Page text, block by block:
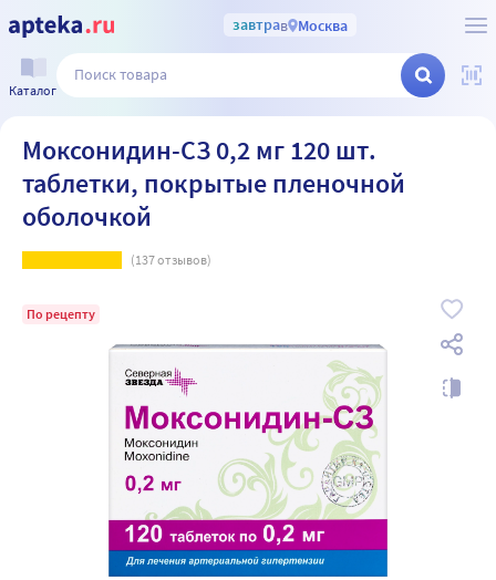
завтрав Москва
Каталог
Моксонидин-СЗ 0,2 мг 120 шт.
таблетки, покрытые пленочной
оболочкой
(137отзывов)
По рецепту